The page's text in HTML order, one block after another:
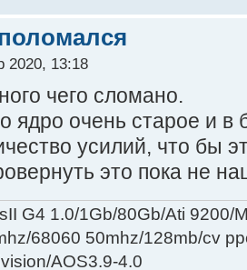
2020, 13:18
чего сломано.
ядро очень старое и в
усилий, что бы
это пока не
G4 1.0/1Gb/80Gb/Ati 9200/
68060 50mhz/128mb/cv
AOS3.9-4.0